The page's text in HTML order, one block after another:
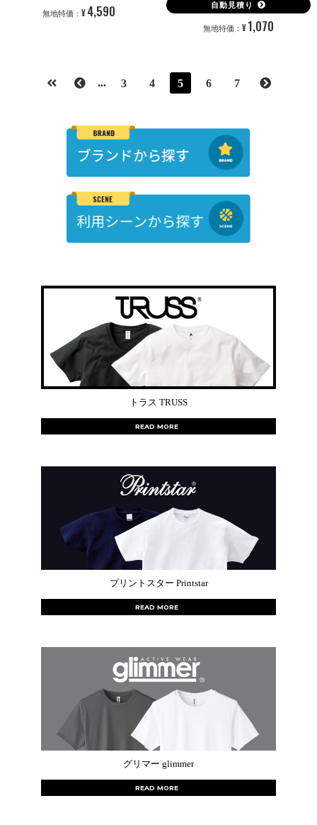
無地特価： ¥ 4,590 自動見積り
無地特価：¥ 1,070
... 3 4 5 6 7
トラス TRUSS
READ MORE
プリントスター Printstar
READ MORE
グリマー glimmer
READ MORE